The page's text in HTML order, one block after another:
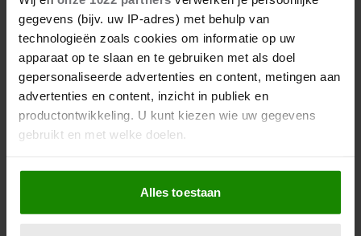
gegevens (bijv. uw IP-adres) met behulp van
technologieën zoals cookies om informatie op uw
apparaat op te slaan en te gebruiken met als doel
gepersonaliseerde advertenties en content, metingen aan
advertenties en content, inzicht in publiek en
productontwikkeling. U kunt kiezen wie uw gegevens
gebruikt en met welke doelen.
Als u het toestaat, willen we ook graag:
Informatie verzamelen over uw geografische
locatie, die tot een paar meter nauwkeurig kan zijn
Alles toestaan